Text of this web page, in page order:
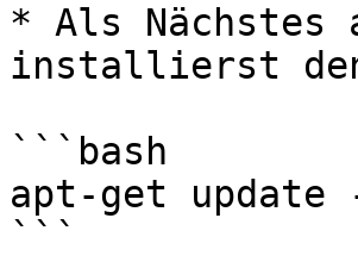
* Als Nächstes
installierst den
```bash
apt-get update
```